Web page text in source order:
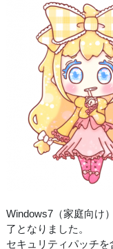
Windows7（家庭向け
了となりました。
セキュリティパッチ